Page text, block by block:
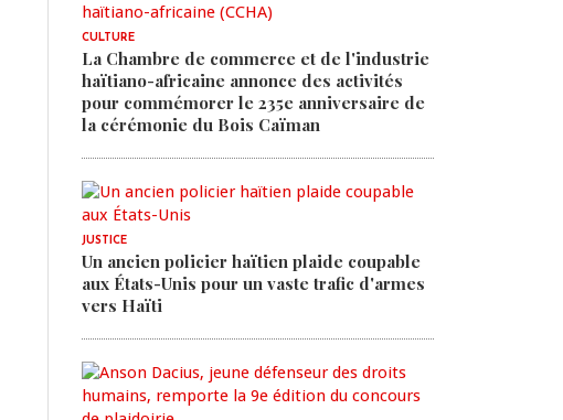
CULTURE
La Chambre de commerce et de l'industrie
haïtiano-africaine annonce des activités
pour commémorer le 235e anniversaire de
la cérémonie du Bois Caïman
JUSTICE
Un ancien policier haïtien plaide coupable
aux États-Unis pour un vaste trafic d'armes
vers Haïti